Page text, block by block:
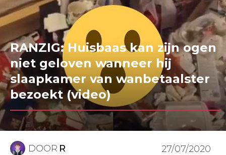
RANZIG: Huisbaas kan zijn ogen
niet geloven wanneer hij
slaapkamer van wanbetaalster
bezoekt (video)
DOOR R 27/07/2020